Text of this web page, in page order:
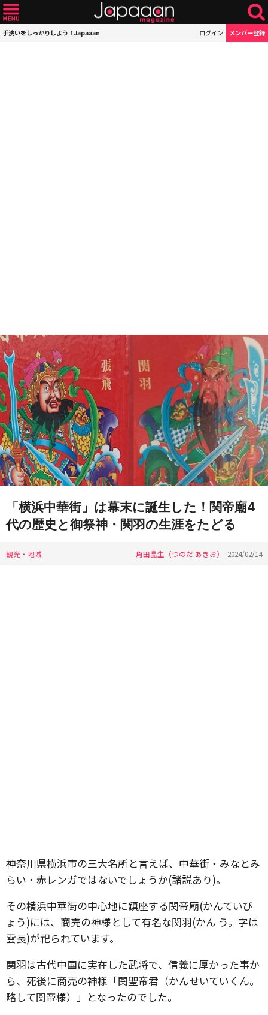
手洗いをしっかりしよう！Japaaan ログイン メンバー登録
「横浜中華街」は幕末に誕生した！関帝廟4
代の歴史と御祭神・関羽の生涯をたどる
観光・地域 角田晶生（つのだ あきお） 2024/02/14
神奈川県横浜市の三大名所と言えば、中華街・みなとみ
らい・赤レンガではないでしょうか(諸説あり)。
その横浜中華街の中心地に鎮座する関帝廟(かんていび
ょう)には、商売の神様として有名な関羽(かん う。字は
雲長)が祀られています。
関羽は古代中国に実在した武将で、信義に厚かった事か
ら、死後に商売の神様「関聖帝君（かんせいていくん。
略して関帝様）」となったのでした。